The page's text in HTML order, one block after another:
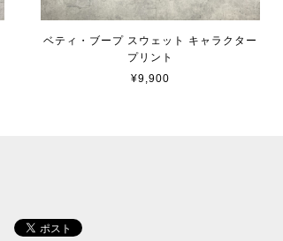
ベティ・ブープ スウェット キャラクター
プリント
¥9,900